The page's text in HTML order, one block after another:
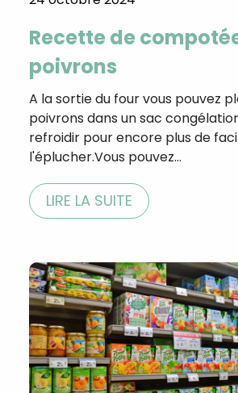
Recette de
poivrons
A la sortie du four vous pouvez
poivrons dans un sac
refroidir pour encore plus de
l'éplucher.Vous pouvez…
LIRE LA SUITE